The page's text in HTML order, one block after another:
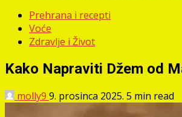
Prehrana i recepti
Voće
Zdravlje i Život
Kako Napraviti Džem od
molly9 9. prosinca 2025. 5 min read